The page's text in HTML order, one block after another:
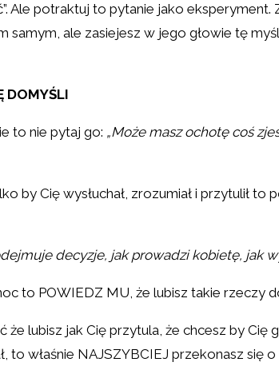
Ale potraktuj to pytanie jako
samym, ale zasiejesz w jego głowie tę
DOMYŚLI
to nie pytaj go: „Może masz ochotę coś
Cię wysłuchał, zrozumiał i przytulił to
decyzje, jak prowadzi kobietę, jak
to POWIEDZ MU, że lubisz takie rzeczy
lubisz jak Cię przytula, że chcesz by Cię
to właśnie NAJSZYBCIEJ przekonasz